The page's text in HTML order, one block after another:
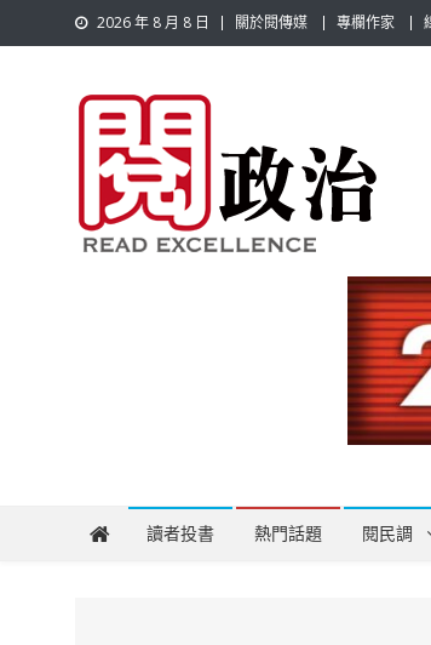
to
2026 年 8 月 8 日 關於閱傳媒 專欄作家
閱政治 Read Gov
讀者投書 熱門話題 閱民調